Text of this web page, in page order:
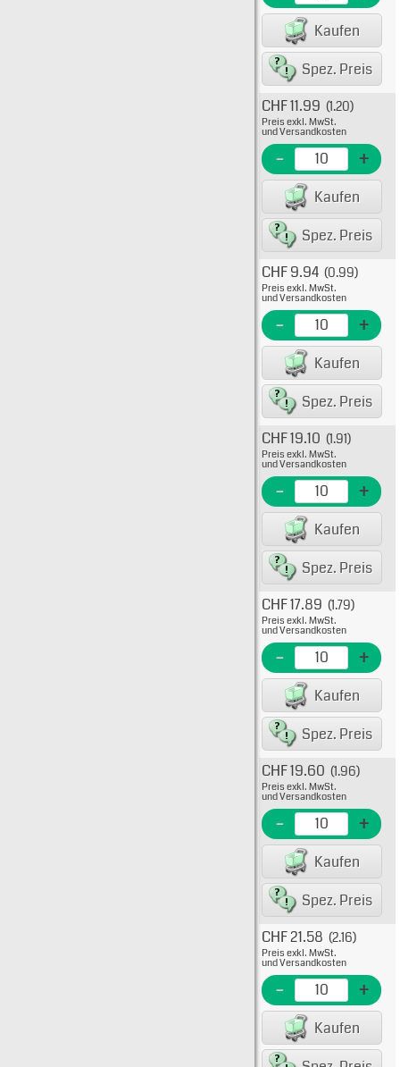
Kaufen
Spez. Preis
EME
CHF 11.99 (1.20)
Preis exkl. MwSt.
und Versandkosten
- +
Kaufen
Spez. Preis
EME
CHF 9.94 (0.99)
Preis exkl. MwSt.
und Versandkosten
- +
Kaufen
Spez. Preis
EME
CHF 19.10 (1.91)
Preis exkl. MwSt.
und Versandkosten
- +
Kaufen
Spez. Preis
EME
CHF 17.89 (1.79)
Preis exkl. MwSt.
und Versandkosten
- +
Kaufen
Spez. Preis
EME
CHF 19.60 (1.96)
Preis exkl. MwSt.
und Versandkosten
- +
Kaufen
Spez. Preis
EME
CHF 21.58 (2.16)
Preis exkl. MwSt.
und Versandkosten
- +
Kaufen